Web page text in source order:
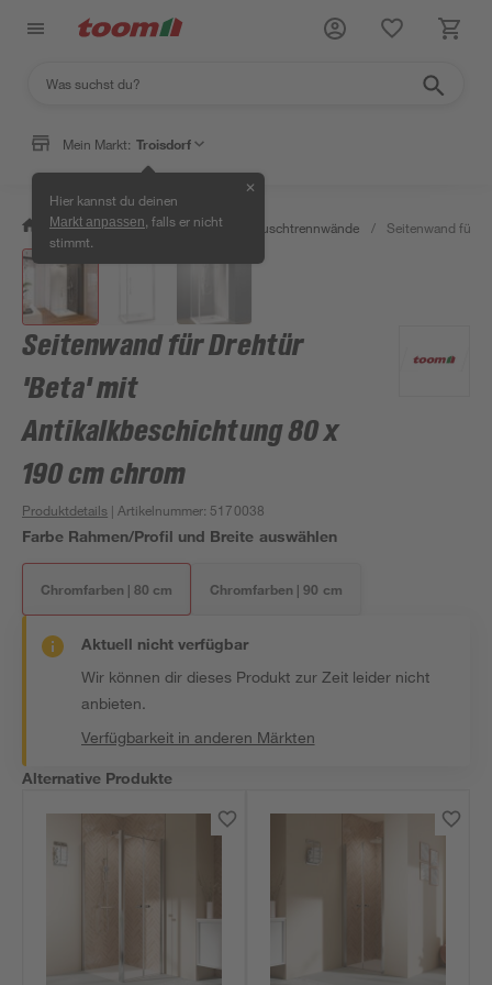
Mein Markt: Troisdorf
Hier kannst du deinen
Markt anpassen , falls er nicht
stimmt.
✕
/ Bad & Sanitär / Duschen Duschtrennwände / Seitenwand für
Seitenwand für Drehtür
'Beta' mit
Antikalkbeschichtung 80 x
190 cm chrom
Produktdetails | Artikelnummer: 5170038
Farbe Rahmen/Profil und Breite auswählen
Chromfarben | 80 cm Chromfarben | 90 cm
Aktuell nicht verfügbar
Wir können dir dieses Produkt zur Zeit leider nicht
anbieten.
Verfügbarkeit in anderen Märkten
Alternative Produkte